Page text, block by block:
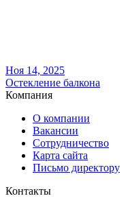
Ноя 14, 2025
Остекление балкона
Компания
О компании
Вакансии
Сотрудничество
Карта сайта
Письмо директору
Контакты